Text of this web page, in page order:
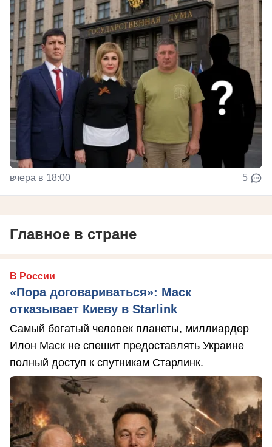
вчера в 18:00 5
Главное в стране
В России
«Пора договариваться»: Маск
отказывает Киеву в Starlink
Самый богатый человек планеты, миллиардер
Илон Маск не спешит предоставлять Украине
полный доступ к спутникам Старлинк.